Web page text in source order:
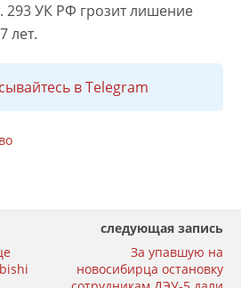
293 УК РФ грозит лишение
лет.
в Telegram
следующая запись
За упавшую на
новосибирца остановку